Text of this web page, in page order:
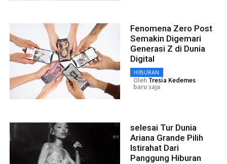
Fenomena Zero Post
Semakin Digemari
Generasi Z di Dunia
Digital
HIBURAN
Oleh Tresia Kedemes
baru saja
selesai Tur Dunia
Ariana Grande Pilih
Istirahat Dari
Panggung Hiburan